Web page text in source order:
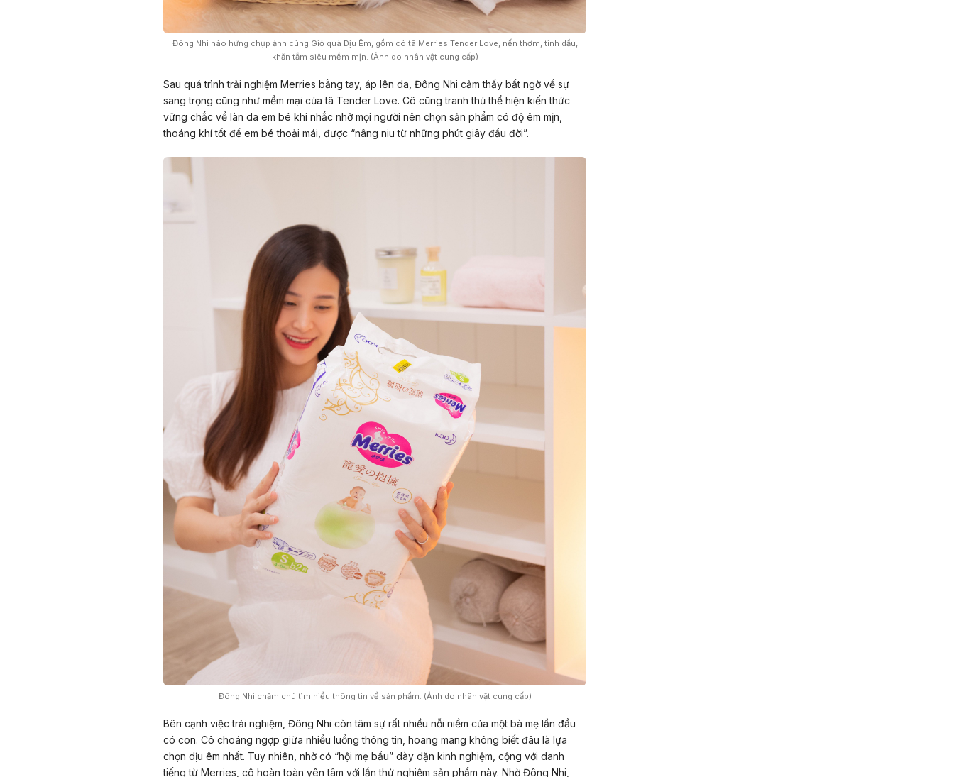
Đông Nhi hào hứng chụp ảnh cùng Giỏ quà Dịu Êm, gồm có tã Merries Tender Love, nến thơm, tinh dầu,
khăn tắm siêu mềm mịn. (Ảnh do nhân vật cung cấp)
Sau quá trình trải nghiệm Merries bằng tay, áp lên da, Đông Nhi cảm thấy bất ngờ về sự
sang trọng cũng như mềm mại của tã Tender Love. Cô cũng tranh thủ thể hiện kiến thức
vững chắc về làn da em bé khi nhắc nhở mọi người nên chọn sản phẩm có độ êm mịn,
thoáng khí tốt để em bé thoải mái, được “nâng niu từ những phút giây đầu đời”.
Đông Nhi chăm chú tìm hiểu thông tin về sản phẩm. (Ảnh do nhân vật cung cấp)
Bên cạnh việc trải nghiệm, Đông Nhi còn tâm sự rất nhiều nỗi niềm của một bà mẹ lần đầu
có con. Cô choáng ngợp giữa nhiều luồng thông tin, hoang mang không biết đâu là lựa
chọn dịu êm nhất. Tuy nhiên, nhờ có “hội mẹ bầu” dày dặn kinh nghiệm, cộng với danh
tiếng từ Merries, cô hoàn toàn yên tâm với lần thử nghiệm sản phẩm này. Nhờ Đông Nhi,